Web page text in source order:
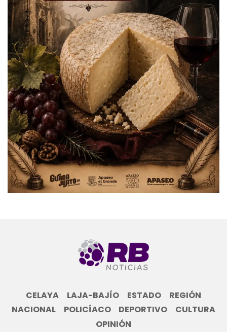
CELAYA LAJA-BAJÍO ESTADO
REGIÓN
NACIONAL
POLICÍACO DEPORTIVO
CULTURA
OPINIÓN